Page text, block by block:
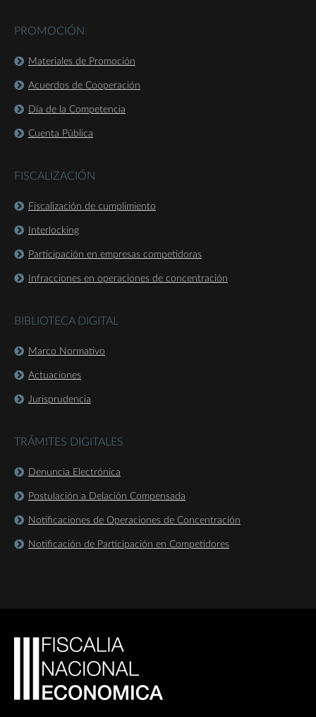
PROMOCIÓN
Materiales de Promoción
Acuerdos de Cooperación
Día de la Competencia
Cuenta Pública
FISCALIZACIÓN
Fiscalización de cumplimiento
Interlocking
Participación en empresas competidoras
Infracciones en operaciones de concentración
BIBLIOTECA DIGITAL
Marco Normativo
Actuaciones
Jurisprudencia
TRÁMITES DIGITALES
Denuncia Electrónica
Postulación a Delación Compensada
Notificaciones de Operaciones de Concentración
Notificación de Participación en Competidores